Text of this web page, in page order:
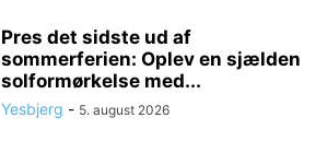
Pres det sidste ud af
sommerferien: Oplev en sjælden
solformørkelse med...
Yesbjerg - 5. august 2026